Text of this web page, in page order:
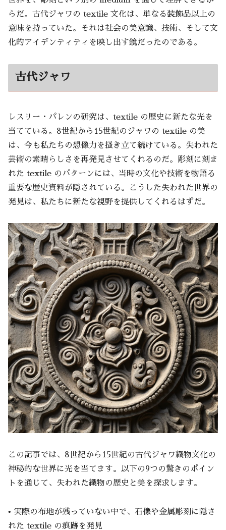
らだ。古代ジャワの textile 文化は、単なる装飾品以上の
意味を持っていた。それは社会の美意識、技術、そして文
化的アイデンティティを映し出す鏡だったのである。
古代ジャワ
レスリー・パレンの研究は、textile の歴史に新たな光を
当てている。8世紀から15世紀のジャワの textile の美
は、今も私たちの想像力を掻き立て続けている。失われた
芸術の素晴らしさを再発見させてくれるのだ。彫刻に刻ま
れた textile のパターンには、当時の文化や技術を物語る
重要な歴史資料が隠されている。こうした失われた世界の
発見は、私たちに新たな視野を提供してくれるはずだ。
この記事では、8世紀から15世紀の古代ジャワ織物文化の
神秘的な世界に光を当てます。以下の9つの驚きのポイン
トを通じて、失われた織物の歴史と美を探求します。
• 実際の布地が残っていない中で、石像や金属彫刻に隠さ
れた textile の痕跡を発見